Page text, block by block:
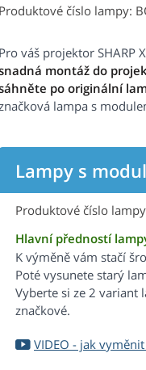
Produktové číslo lampy:
Pro váš projektor SHARP
montáž do
po originální
lampa s
Lampy s
Produktové číslo
Hlavní předností
K výměně vám stačí
Poté vysunete starý
Vyberte si ze 2 variant
značkové.
VIDEO - jak